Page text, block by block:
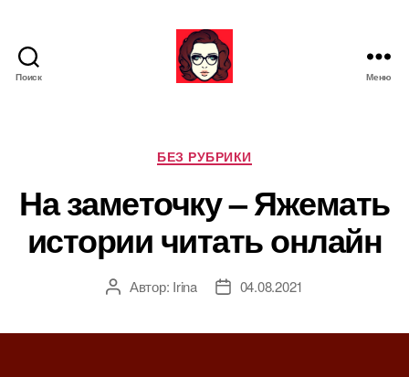
Поиск
М
а
т
ь
Меню
Р
у
б
р
и
к
БЕЗ РУБРИКИ
На заметочку – Яжемать
истории читать онлайн
А Автор: Irina
Д 04.08.2021